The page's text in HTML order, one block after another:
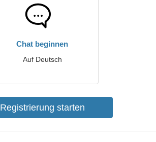
Chat beginnen
Auf Deutsch
Registrierung starten